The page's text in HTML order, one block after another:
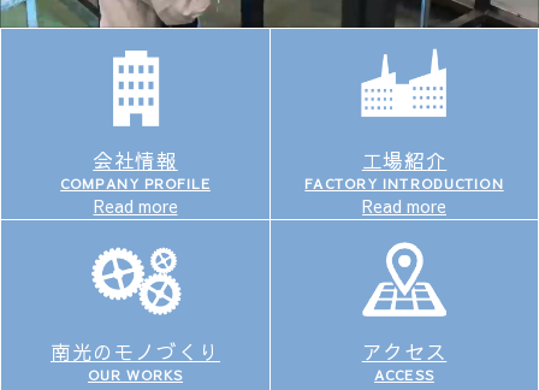
実績集
品質管理
会社情報
COMPANY PROFILE
Read more
工場紹介
FACTORY INTRODUCTION
Read more
南光のモノづくり
OUR WORKS
アクセス
ACCESS